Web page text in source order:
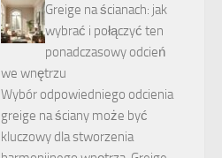
Greige na ścianach: jak
wybrać i połączyć ten
ponadczasowy odcień
we wnętrzu
Wybór odpowiedniego odcienia
greige na ściany może być
kluczowy dla stworzenia